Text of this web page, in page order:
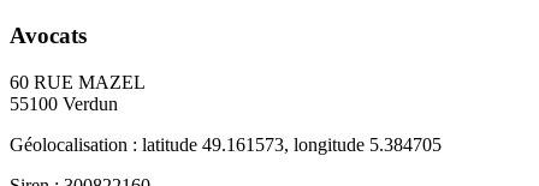
Avocats
60 RUE MAZEL
55100 Verdun
Géolocalisation : latitude 49.161573, longitude 5.384705